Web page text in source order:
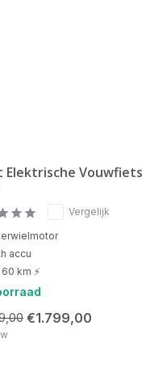
Elektrische Vouwfiets
Vergelijk
accu
km ⚡
€1.799,00